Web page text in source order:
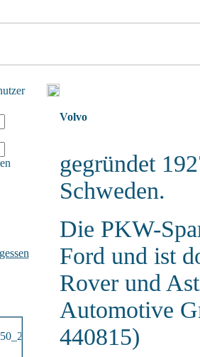
Volvo
gegründet
Schweden.
Die PKW-
Ford und ist
Rover und
Automotive
440815)